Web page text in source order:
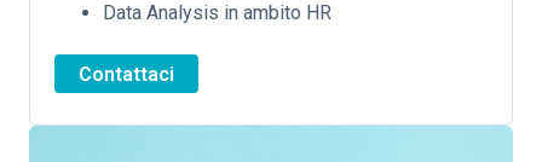
Data Analysis in ambito HR
Contattaci